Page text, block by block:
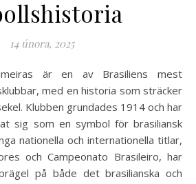
14 února, 2025
med en historia som sträcker
Klubben grundades 1914 och har
sig som en symbol för brasiliansk
nationella och internationella titlar,
och Campeonato Brasileiro, har
på både det brasilianska och